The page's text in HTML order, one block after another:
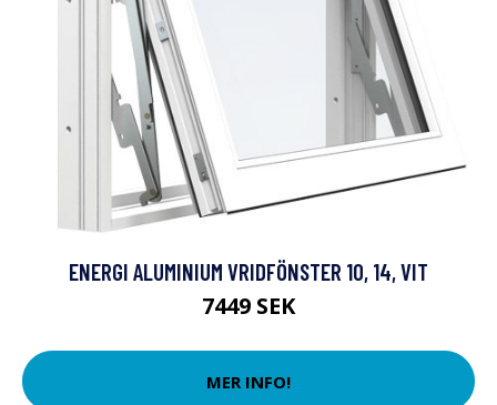
ENERGI ALUMINIUM VRIDFÖNSTER 10, 14, VIT
7449 SEK
MER INFO!